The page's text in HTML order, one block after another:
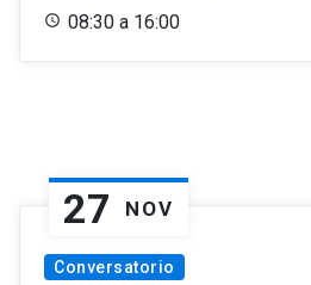
08:30 a 16:00
27 NOV
Conversatorio